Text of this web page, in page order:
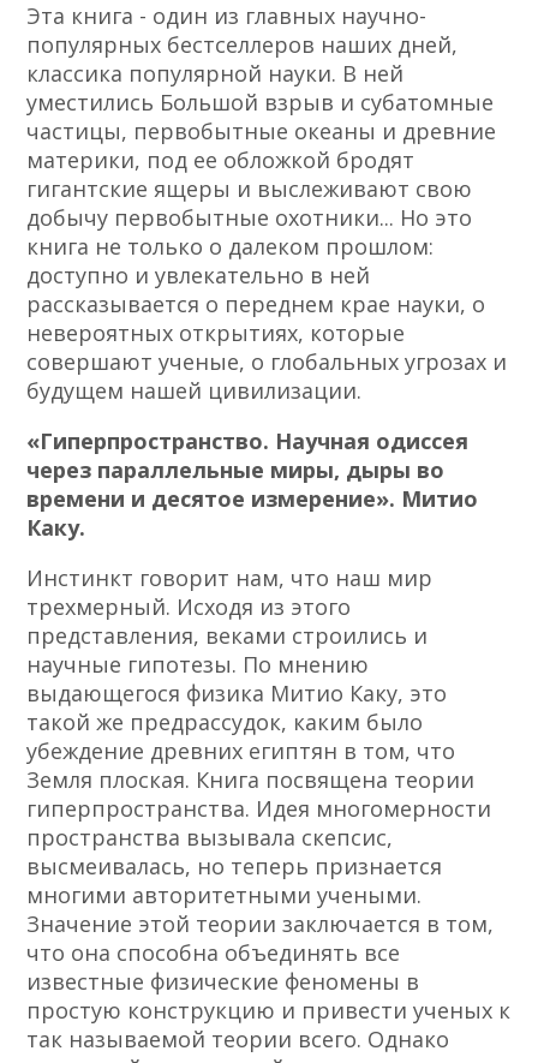
Эта книга - один из главных научно-
популярных бестселлеров наших дней,
классика популярной науки. В ней
уместились Большой взрыв и субатомные
частицы, первобытные океаны и древние
материки, под ее обложкой бродят
гигантские ящеры и выслеживают свою
добычу первобытные охотники... Но это
книга не только о далеком прошлом:
доступно и увлекательно в ней
рассказывается о переднем крае науки, о
невероятных открытиях, которые
совершают ученые, о глобальных угрозах и
будущем нашей цивилизации.
«Гиперпространство. Научная одиссея
через параллельные миры, дыры во
времени и десятое измерение». Митио
Каку.
Инстинкт говорит нам, что наш мир
трехмерный. Исходя из этого
представления, веками строились и
научные гипотезы. По мнению
выдающегося физика Митио Каку, это
такой же предрассудок, каким было
убеждение древних египтян в том, что
Земля плоская. Книга посвящена теории
гиперпространства. Идея многомерности
пространства вызывала скепсис,
высмеивалась, но теперь признается
многими авторитетными учеными.
Значение этой теории заключается в том,
что она способна объединять все
известные физические феномены в
простую конструкцию и привести ученых к
так называемой теории всего. Однако